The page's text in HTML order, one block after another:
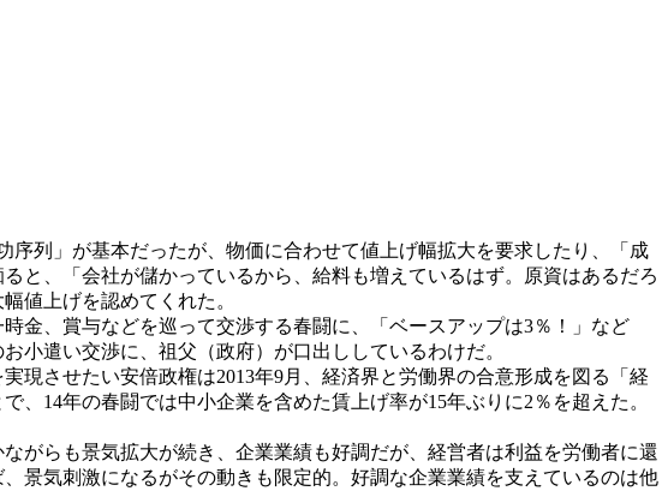
列」が基本だったが、物価に合わせて値上げ幅拡大を要求したり、「成
と、「会社が儲かっているから、給料も増えているはず。原資はあるだろ
値上げを認めてくれた。
金、賞与などを巡って交渉する春闘に、「ベースアップは3％！」など
小遣い交渉に、祖父（政府）が口出ししているわけだ。
させたい安倍政権は2013年9月、経済界と労働界の合意形成を図る「経
14年の春闘では中小企業を含めた賃上げ率が15年ぶりに2％を超えた。
がらも景気拡大が続き、企業業績も好調だが、経営者は利益を労働者に還
景気刺激になるがその動きも限定的。好調な企業業績を支えているのは他